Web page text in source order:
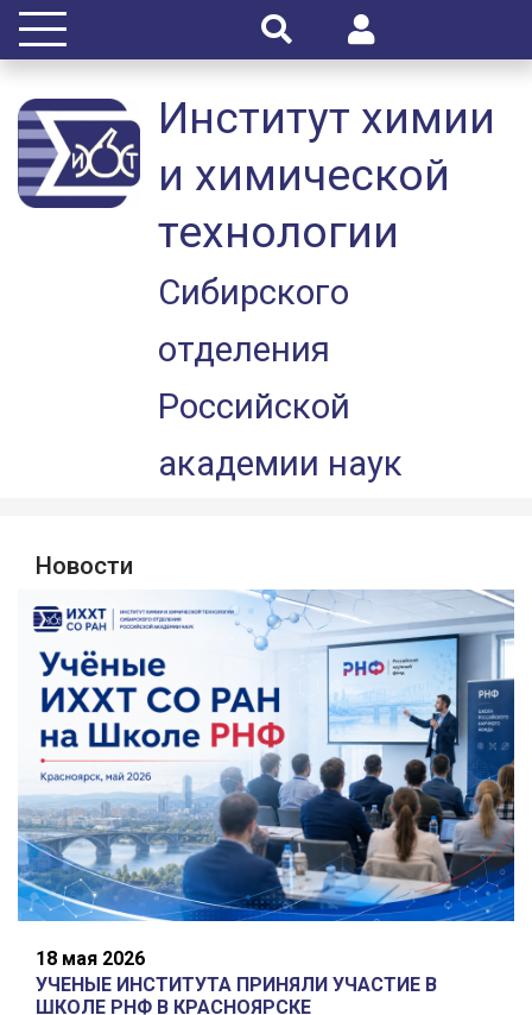
Институт химии
и химической
технологии
Сибирского
отделения
Российской
академии наук
Новости
18 мая 2026
УЧЕНЫЕ ИНСТИТУТА ПРИНЯЛИ УЧАСТИЕ В
ШКОЛЕ РНФ В КРАСНОЯРСКЕ